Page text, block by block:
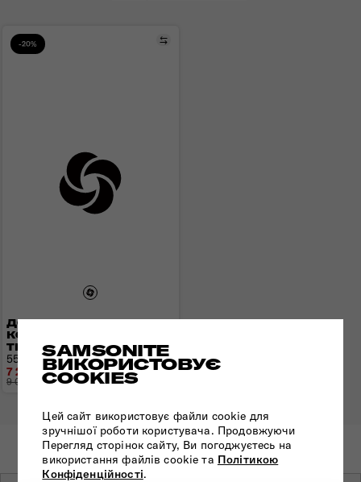
SAMSONITE
ВИКОРИСТОВУЄ
COOKIES
Цей сайт використовує файли cookie для
зручнішої роботи користувача. Продовжуючи
Перегляд сторінок сайту, Ви погоджуєтесь на
використання файлів cookie та Політикою
Конфіденційності.
-20%
ДОРОЖНЯ СУМКА НА
КОЛЕСАХ URBAN
TRACK DISNEY
Порівняти
55x35x20 см | 2,5 кг | 55 л
7 216 грн
9 020 грн - 1 804 грн